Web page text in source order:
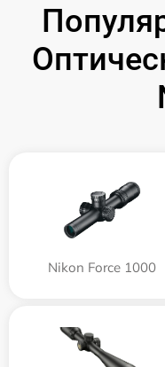
Nikon Force 1000